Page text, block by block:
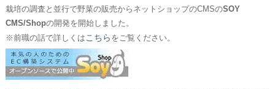
栽培の調査と並行で野菜の販売からネットショップのCMSのSOY
CMS/Shopの開発を開始しました。
※前職の話で詳しくは こちら をご覧ください。